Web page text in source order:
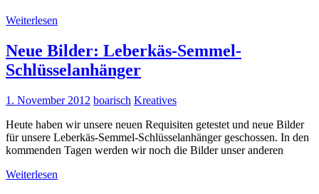
Weiterlesen
Neue Bilder: Leberkäs-Semmel-
Schlüsselanhänger
1. November 2012 boarisch Kreatives
Heute haben wir unsere neuen Requisiten getestet und neue Bilder
für unsere Leberkäs-Semmel-Schlüsselanhänger geschossen. In den
kommenden Tagen werden wir noch die Bilder unser anderen
Weiterlesen